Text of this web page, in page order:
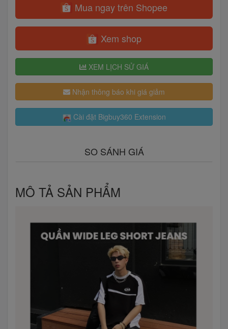
Mua ngay trên Shopee
Xem shop
XEM LỊCH SỬ GIÁ
Nhận thông báo khi giá giảm
Cài đặt Bigbuy360 Extension
SO SÁNH GIÁ
MÔ TẢ SẢN PHẨM